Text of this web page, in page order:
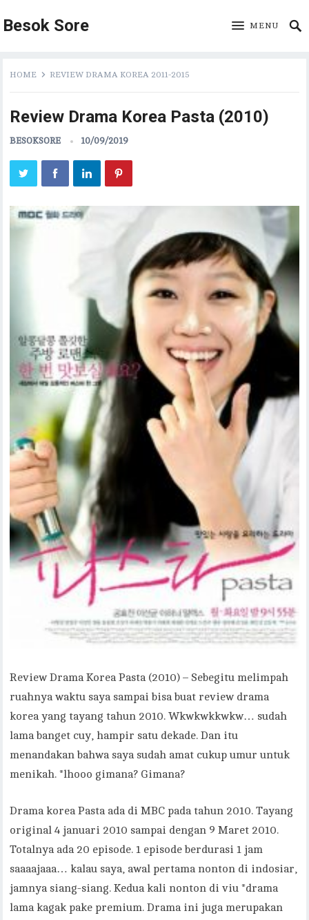
Besok Sore MENU
HOME REVIEW DRAMA KOREA 2011-2015
Review Drama Korea Pasta (2010)
BESOKSORE 10/09/2019
Review Drama Korea Pasta (2010) – Sebegitu melimpah
ruahnya waktu saya sampai bisa buat review drama
korea yang tayang tahun 2010. Wkwkwkkwkw… sudah
lama banget cuy, hampir satu dekade. Dan itu
menandakan bahwa saya sudah amat cukup umur untuk
menikah. *lhooo gimana? Gimana?
Drama korea Pasta ada di MBC pada tahun 2010. Tayang
original 4 januari 2010 sampai dengan 9 Maret 2010.
Totalnya ada 20 episode. 1 episode berdurasi 1 jam
saaaajaaa… kalau saya, awal pertama nonton di indosiar,
jamnya siang-siang. Kedua kali nonton di viu *drama
lama kagak pake premium. Drama ini juga merupakan